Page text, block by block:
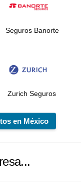
Seguros Banorte
Zurich Seguros
en México